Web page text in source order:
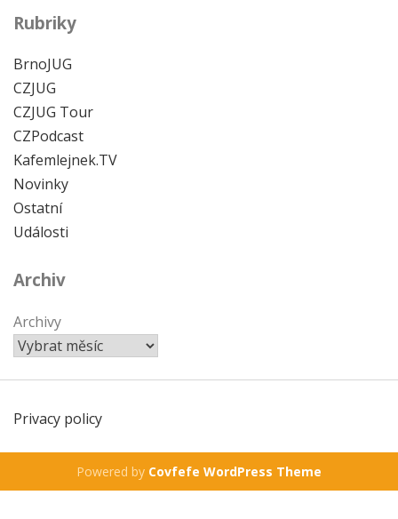
Rubriky
BrnoJUG
CZJUG
CZJUG Tour
CZPodcast
Kafemlejnek.TV
Novinky
Ostatní
Události
Archiv
Archivy
Privacy policy
Powered by Covfefe WordPress Theme